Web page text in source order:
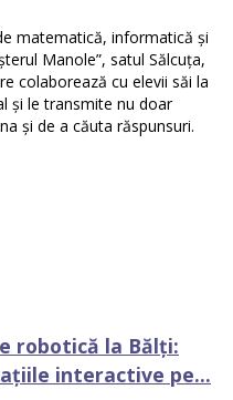
matematică, informatică și
Manole”, satul Sălcuța,
colaborează cu elevii săi la
și le transmite nu doar
și de a căuta răspunsuri.
robotică la Bălți:
interactive pe...